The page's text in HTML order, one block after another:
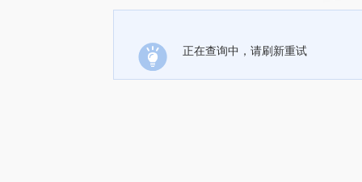
正在查询中，请刷新重试